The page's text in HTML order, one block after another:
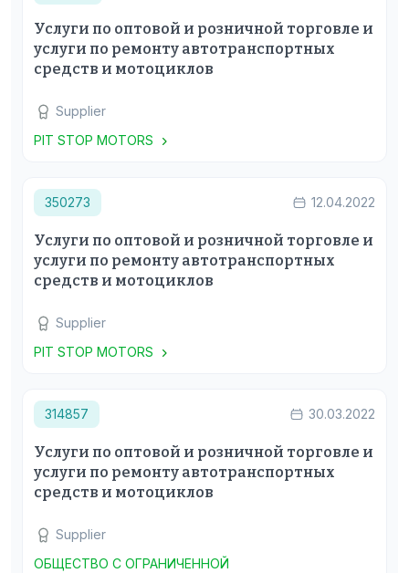
Услуги по оптовой и розничной торговле и
услуги по ремонту автотранспортных
средств и мотоциклов
Supplier
PIT STOP MOTORS
350273 12.04.2022
Услуги по оптовой и розничной торговле и
услуги по ремонту автотранспортных
средств и мотоциклов
Supplier
PIT STOP MOTORS
314857 30.03.2022
Услуги по оптовой и розничной торговле и
услуги по ремонту автотранспортных
средств и мотоциклов
Supplier
ОБЩЕСТВО С ОГРАНИЧЕННОЙ